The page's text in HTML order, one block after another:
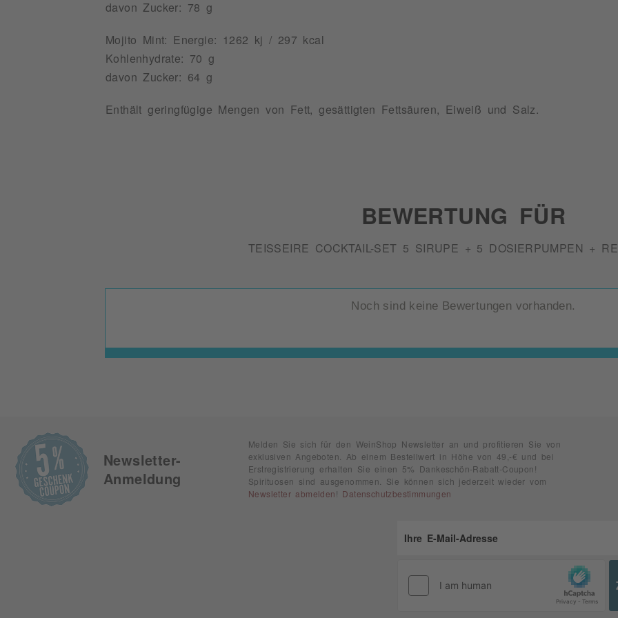
davon Zucker: 78 g
Mojito Mint: Energie: 1262 kj / 297 kcal
Kohlenhydrate: 70 g
davon Zucker: 64 g
Enthält geringfügige Mengen von Fett, gesättigten Fettsäuren, Eiweiß und Salz.
BEWERTUNG FÜR
TEISSEIRE COCKTAIL-SET 5 SIRUPE + 5 DOSIERPUMPEN +
Noch sind keine Bewertungen vorhanden.
Newsletter-
Anmeldung
Melden Sie sich für den WeinShop Newsletter an und profitieren Sie von
exklusiven Angeboten. Ab einem Bestellwert in Höhe von 49,-€ und bei
Erstregistrierung erhalten Sie einen 5% Dankeschön-Rabatt-Coupon!
Spirituosen sind ausgenommen. Sie können sich jederzeit wieder vom
Newsletter abmelden ! Datenschutzbestimmungen